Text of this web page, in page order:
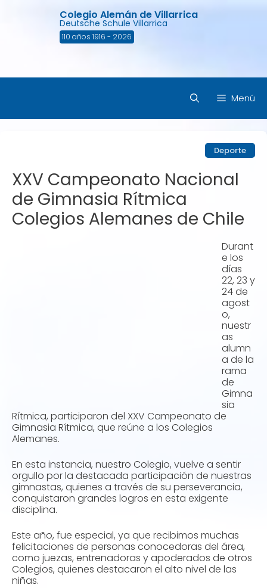
Colegio Alemán de Villarrica
Deutsche Schule Villarrica
110 años 1916 - 2026
Menú
Deporte
XXV Campeonato Nacional
de Gimnasia Rítmica
Colegios Alemanes de Chile
Durant
e los
días
22, 23 y
24 de
agost
o,
nuestr
as
alumn
a de la
rama
de
Gimna
sia
Rítmica, participaron del XXV Campeonato de
Gimnasia Rítmica, que reúne a los Colegios
Alemanes.
En esta instancia, nuestro Colegio, vuelve a sentir
orgullo por la destacada participación de nuestras
gimnastas, quienes a través de su perseverancia,
conquistaron grandes logros en esta exigente
disciplina.
Este año, fue especial, ya que recibimos muchas
felicitaciones de personas conocedoras del área,
como juezas, entrenadoras y apoderados de otros
Colegios, quienes destacaron el alto nivel de las
niñas.